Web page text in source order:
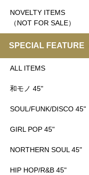
NOVELTY ITEMS
（NOT FOR SALE）
SPECIAL FEATURE
ALL ITEMS
和モノ 45"
SOUL/FUNK/DISCO 45"
GIRL POP 45"
NORTHERN SOUL 45"
HIP HOP/R&B 45"